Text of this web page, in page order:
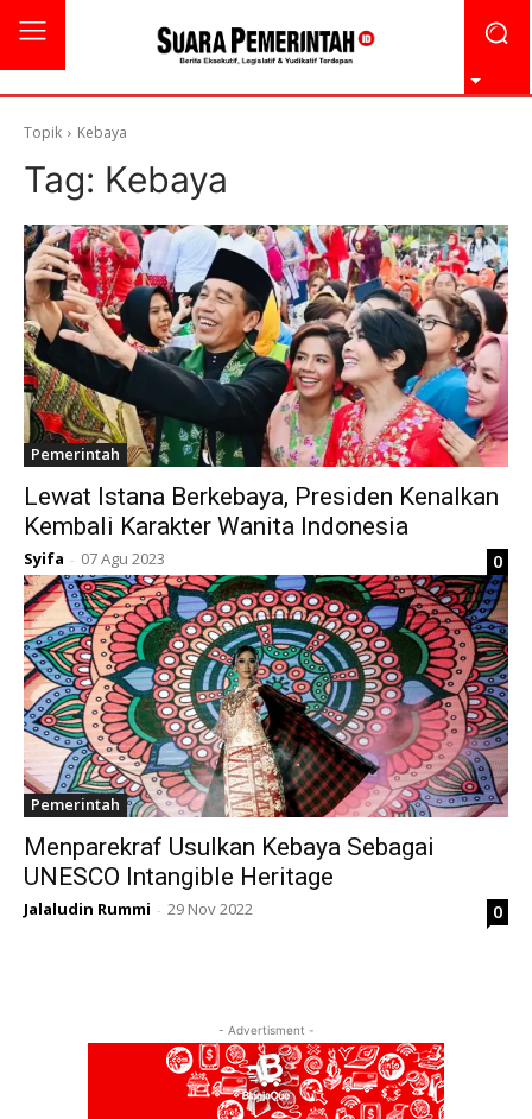
Topik Kebaya
Tag: Kebaya
Pemerintah
Lewat Istana Berkebaya, Presiden Kenalkan
Kembali Karakter Wanita Indonesia
Syifa - 07 Agu 2023 0
Pemerintah
Menparekraf Usulkan Kebaya Sebagai
UNESCO Intangible Heritage
Jalaludin Rummi - 29 Nov 2022 0
- Advertisment -